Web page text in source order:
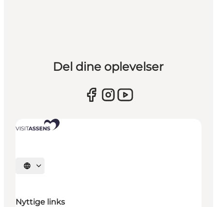
Del dine oplevelser
Vælg sprog
Nyttige links